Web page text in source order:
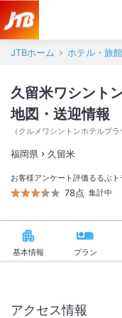
JTBホーム ホテル・旅
久留米ワシント
地図・送迎情報
（ クルメワシントンホテルプラ
福岡県 久留米
お客様アンケート評価
78点
るるぶト
集計中
基本情報 プラン
アクセス情報